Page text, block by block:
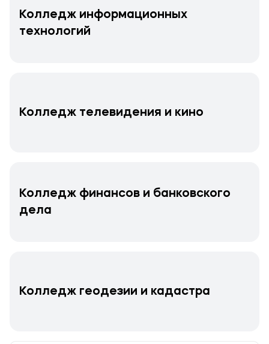
Колледж информационных
технологий
Колледж телевидения и кино
Колледж финансов и банковского
дела
Колледж геодезии и кадастра